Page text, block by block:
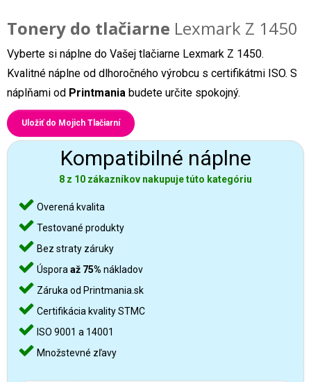
Tonery do tlačiarne Lexmark Z 1450
Vyberte si náplne do Vašej tlačiarne Lexmark Z 1450.
Kvalitné náplne od dlhoročného výrobcu s certifikátmi ISO. S
náplňami od Printmania budete určite spokojný.
Uložiť do Mojich Tlačiarní
Kompatibilné náplne
8 z 10 zákazníkov nakupuje túto kategóriu
Overená kvalita
Testované produkty
Bez straty záruky
Úspora až 75% nákladov
Záruka od Printmania.sk
Certifikácia kvality STMC
ISO 9001 a 14001
Množstevné zľavy